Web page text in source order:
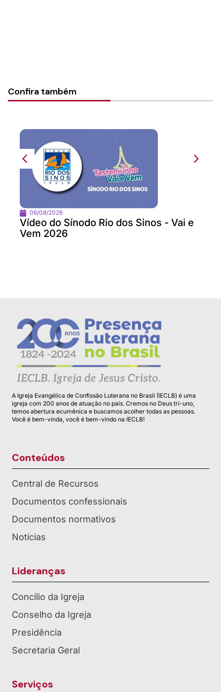
Confira também
06/08/2026
Vídeo do Sínodo Rio dos Sinos - Vai e
Vem 2026
A Igreja Evangélica de Confissão Luterana no Brasil (IECLB) é uma
igreja com 200 anos de atuação no país. Cremos no Deus tri-uno,
temos abertura ecumênica e buscamos acolher todas as pessoas.
Você é bem-vinda, você é bem-vindo na IECLB!
Conteúdos
Central de Recursos
Documentos confessionais
Documentos normativos
Notícias
Lideranças
Concílio da Igreja
Conselho da Igreja
Presidência
Secretaria Geral
Serviços